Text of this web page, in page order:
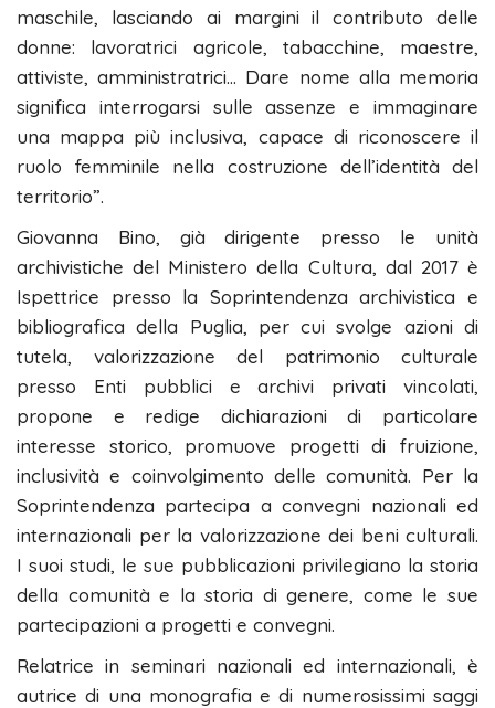
maschile, lasciando ai margini il contributo delle
donne: lavoratrici agricole, tabacchine, maestre,
attiviste, amministratrici… Dare nome alla memoria
significa interrogarsi sulle assenze e immaginare
una mappa più inclusiva, capace di riconoscere il
ruolo femminile nella costruzione dell’identità del
territorio”.
Giovanna Bino, già dirigente presso le unità
archivistiche del Ministero della Cultura, dal 2017 è
Ispettrice presso la Soprintendenza archivistica e
bibliografica della Puglia, per cui svolge azioni di
tutela, valorizzazione del patrimonio culturale
presso Enti pubblici e archivi privati vincolati,
propone e redige dichiarazioni di particolare
interesse storico, promuove progetti di fruizione,
inclusività e coinvolgimento delle comunità. Per la
Soprintendenza partecipa a convegni nazionali ed
internazionali per la valorizzazione dei beni culturali.
I suoi studi, le sue pubblicazioni privilegiano la storia
della comunità e la storia di genere, come le sue
partecipazioni a progetti e convegni.
Relatrice in seminari nazionali ed internazionali, è
autrice di una monografia e di numerosissimi saggi